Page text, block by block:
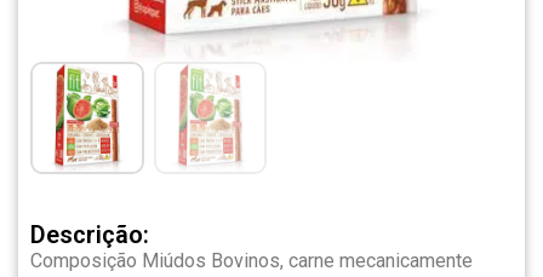
Descrição:
Composição Miúdos Bovinos, carne mecanicamente